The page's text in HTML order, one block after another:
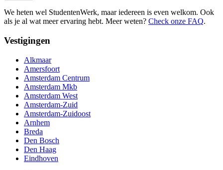
We heten wel StudentenWerk, maar iedereen is even welkom. Ook
als je al wat meer ervaring hebt. Meer weten? Check onze FAQ.
Vestigingen
Alkmaar
Amersfoort
Amsterdam Centrum
Amsterdam Mkb
Amsterdam West
Amsterdam-Zuid
Amsterdam-Zuidoost
Arnhem
Breda
Den Bosch
Den Haag
Eindhoven